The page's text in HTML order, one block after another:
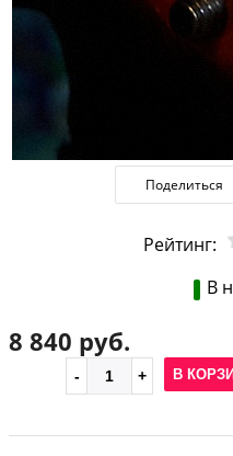
Поделиться
Рейтинг:
В
8 840 руб.
В